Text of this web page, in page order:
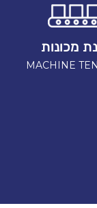
מכונות
MACHINE